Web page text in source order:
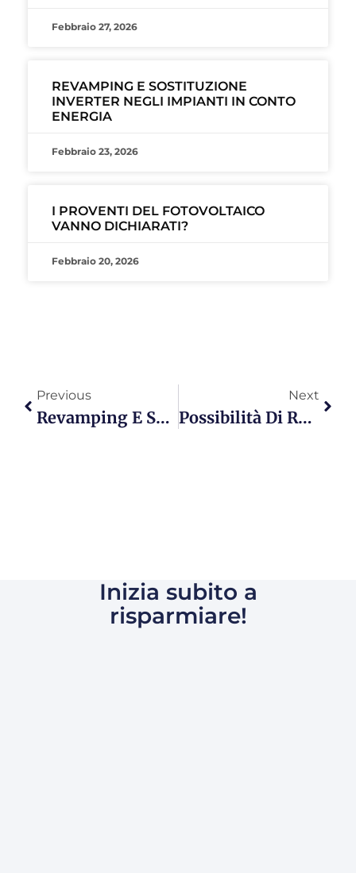
Febbraio 27, 2026
REVAMPING E SOSTITUZIONE
INVERTER NEGLI IMPIANTI IN CONTO
ENERGIA
Febbraio 23, 2026
I PROVENTI DEL FOTOVOLTAICO
VANNO DICHIARATI?
Febbraio 20, 2026
Previous
Revamping E Sostituzione Inverter Negli Impianti In Conto Energia
Next
Possibilità Di Revamping/repowering (fino A Quanta Potenza/producibilità In Più?) E Possibilità Di Vendere L’energia Sul Mercato
Inizia subito a
risparmiare!